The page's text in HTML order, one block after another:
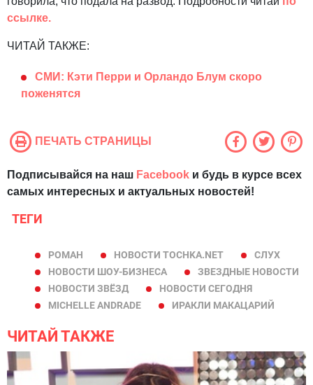
ссылке.
ЧИТАЙ ТАКЖЕ:
СМИ: Кэти Перри и Орландо Блум скоро
поженятся
ПЕЧАТЬ СТРАНИЦЫ
Подписывайся на наш Facebook и будь в курсе всех
самых интересных и актуальных новостей!
ТЕГИ
РОМАН НОВОСТИ TOCHKA.NET
СЛУХ
НОВОСТИ ШОУ-БИЗНЕСА
ЗВЕЗДНЫЕ НОВОСТИ
НОВОСТИ ЗВЁЗД
НОВОСТИ СЕГОДНЯ
MICHELLE ANDRADE
ИРАКЛИ МАКАЦАРИЙ
ЧИТАЙ ТАКЖЕ